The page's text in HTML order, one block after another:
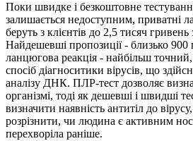
Поки швидке і безкоштовне
залишається недоступним, приватні
беруть з клієнтів до 2,5 тисяч
Найдешевші пропозиції - близько 900
ланцюгова реакція - найбільш
спосіб діагноситики вірусів, що
аналізу ДНК. ПЛР-тест дозволяє
організмі, тоді як дешевші і швидші
визначити наявність антитіл до
розрізнити, чи людина є активним
перехворіла раніше.